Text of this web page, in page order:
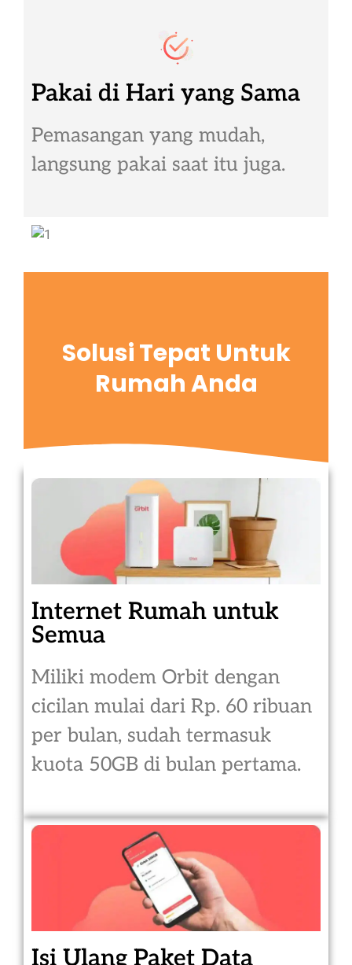
Pakai di Hari yang Sama
Pemasangan yang mudah,
langsung pakai saat itu juga.
Solusi Tepat Untuk
Rumah Anda
Internet Rumah untuk
Semua
Miliki modem Orbit dengan
cicilan mulai dari Rp. 60 ribuan
per bulan, sudah termasuk
kuota 50GB di bulan pertama.
Isi Ulang Paket Data